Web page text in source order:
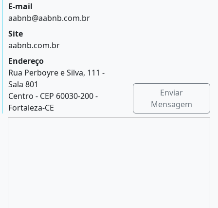
E-mail
aabnb@aabnb.com.br
Site
aabnb.com.br
Endereço
Rua Perboyre e Silva, 111 -
Sala 801
Centro - CEP 60030-200 -
Fortaleza-CE
Enviar
Mensagem